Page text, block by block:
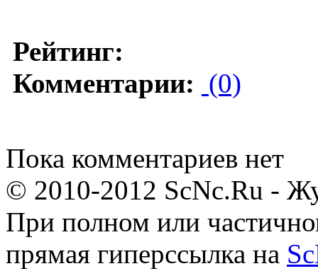
Рейтинг:
Комментарии: (0)
Пока комментариев нет
© 2010-2012 ScNc.Ru -
При полном или
прямая гиперссылка на